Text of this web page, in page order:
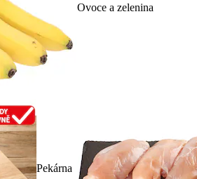
Ovoce a zelenina
Pekárna